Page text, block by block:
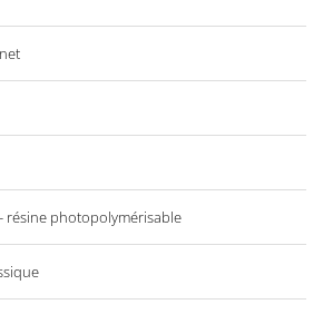
résine photopolymérisable